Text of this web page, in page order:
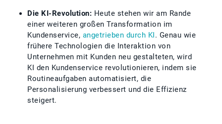
Die KI-Revolution: Heute stehen wir am Rande
einer weiteren großen Transformation im
Kundenservice, angetrieben durch KI. Genau wie
frühere Technologien die Interaktion von
Unternehmen mit Kunden neu gestalteten, wird
KI den Kundenservice revolutionieren, indem sie
Routineaufgaben automatisiert, die
Personalisierung verbessert und die Effizienz
steigert.